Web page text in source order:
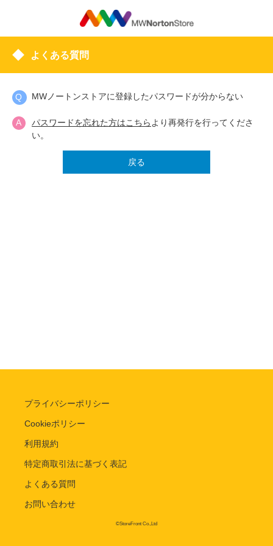
よくある質問
MWノートンストアに登録したパスワードが分からない
パスワードを忘れた方はこちら より再発行を行ってくださ
い。
戻る
プライバシーポリシー
Cookieポリシー
利用規約
特定商取引法に基づく表記
よくある質問
お問い合わせ
©StoreFront Co.,Ltd